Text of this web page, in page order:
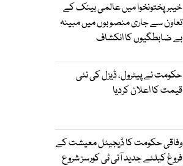
خیبرپختونخوا میں عالمی بینک کے
تعاون سے جاری منصوبوں میں مبینہ
بے ضابطگیوں کا انکشاف
حکومت نے پیٹرول، ڈیزل کی نئی
قیمت کا اعلان کردیا
وفاقی حکومت کا ڈیجیٹل معیشت کے
فروغ کیلئے جدید آئی ٹی کورسز شروع